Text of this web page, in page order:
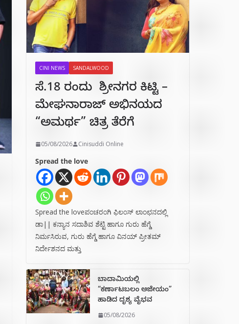
CINI NEWS SANDALWOOD
ಸೆ.18 ರಂದು ಶ್ರೀನಗರ ಕಿಟ್ಟಿ –
ಮೇಘನಾರಾಜ್ ಅಭಿನಯದ
“ಅಮರ್ಥ” ಚಿತ್ರ ತೆರೆಗೆ
05/08/2026 Cinisuddi Online
Spread the love
Spread the loveಪಂಚರಂಗಿ ಫಿಲಂಸ್ ಲಾಂಛನದಲ್ಲಿ
ಡಾ|| ಕನ್ಯಾನ ಸದಾಶಿವ ಶೆಟ್ಟಿ ಹಾಗೂ ಗುರು ಹೆಗ್ಡೆ
ನಿರ್ಮಸಿರುವ, ಗುರು ಹೆಗ್ಡೆ ಹಾಗೂ ವಿನಯ್ ಪ್ರೀತಮ್
ನಿರ್ದೇಶನದ ಮತ್ತು
ಬಾದಾಮಿಯಲ್ಲಿ
“ಕರ್ಣಾಟಬಲಂ ಅಜೇಯಂ”
ಹಾಡಿದ ದೃಶ್ಯ ವೈಭವ
05/08/2026